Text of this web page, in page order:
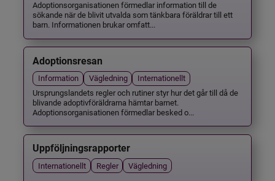
Adoptionsorganisationen förmedlar information till de
sökande när de blivit utvalda som tänkbara föräldrar till ett
barn. Informationen brukar omfatt...
Adoptionsresan
Information Vägledning
Internationellt
Ursprungslandets regler och rutiner styr hur det går till då de
blivande adoptivföräldrarna hämtar barnet.
Adoptionsorganisationen förmedlar besked o...
Uppföljningsrapporter
Internationellt Regler Vägledning